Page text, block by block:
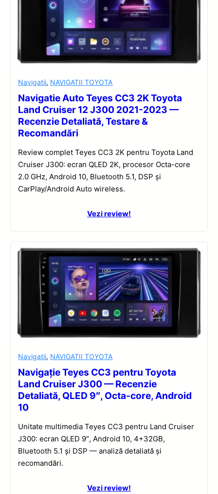
Navigatii, NAVIGATII TOYOTA
Navigatie Auto Teyes CC3 2K Toyota
Land Cruiser 12 J300 2021-2023 —
Recenzie Detaliată, Testare &
Recomandări
Review complet Teyes CC3 2K pentru Toyota Land
Cruiser J300: ecran QLED 2K, procesor Octa-core
2.0 GHz, Android 10, Bluetooth 5.1, DSP și
CarPlay/Android Auto wireless.
Vezi review!
Navigatii, NAVIGATII TOYOTA
Navigație Teyes CC3 pentru Toyota
Land Cruiser J300 — Recenzie
Detaliată, QLED 9″, Octa-core, Android
10
Unitate multimedia Teyes CC3 pentru Land Cruiser
J300: ecran QLED 9″, Android 10, 4+32GB,
Bluetooth 5.1 și DSP — analiză detaliată și
recomandări.
Vezi review!